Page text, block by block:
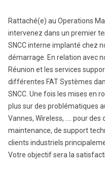
Rattaché(e) au Operations
intervenez dans un premier
SNCC interne implanté chez
démarrage. En relation avec
Réunion et les services
différentes FAT Systèmes
SNCC. Une fois les mises en
plus sur des problématiques
Vannes, Wireless, …. pour
maintenance, de support
clients industriels
Votre objectif sera la